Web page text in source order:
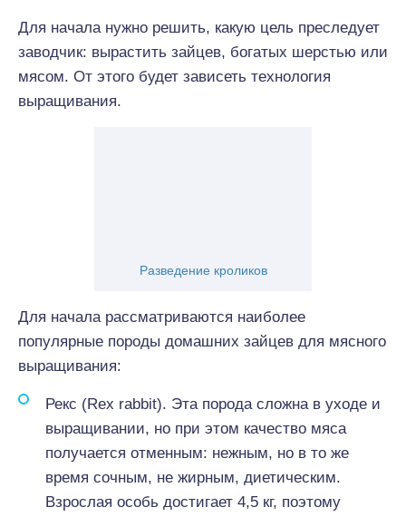
Для начала нужно решить, какую цель преследует
заводчик: вырастить зайцев, богатых шерстью или
мясом. От этого будет зависеть технология
выращивания.
Разведение кроликов
Для начала рассматриваются наиболее
популярные породы домашних зайцев для мясного
выращивания:
Рекс (Rex rabbit). Эта порода сложна в уходе и
выращивании, но при этом качество мяса
получается отменным: нежным, но в то же
время сочным, не жирным, диетическим.
Взрослая особь достигает 4,5 кг, поэтому